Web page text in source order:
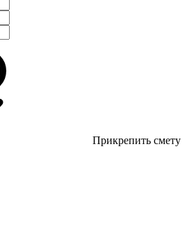
Прикрепить смету